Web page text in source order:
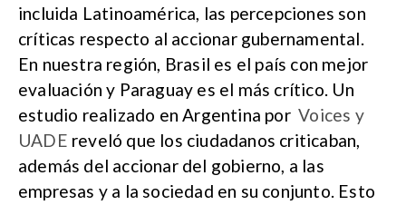
incluida Latinoamérica, las percepciones son
críticas respecto al accionar gubernamental.
En nuestra región, Brasil es el país con mejor
evaluación y Paraguay es el más crítico. Un
estudio realizado en Argentina por Voices y
UADE reveló que los ciudadanos criticaban,
además del accionar del gobierno, a las
empresas y a la sociedad en su conjunto. Esto